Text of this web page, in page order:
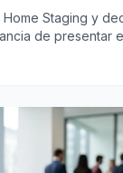
Home Staging y
de presentar
aumentar su